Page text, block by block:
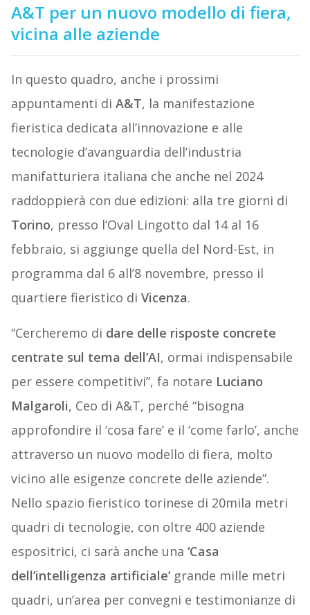
A&T per un nuovo modello di fiera,
vicina alle aziende
In questo quadro, anche i prossimi
appuntamenti di A&T, la manifestazione
fieristica dedicata all’innovazione e alle
tecnologie d’avanguardia dell’industria
manifatturiera italiana che anche nel 2024
raddoppierà con due edizioni: alla tre giorni di
Torino, presso l’Oval Lingotto dal 14 al 16
febbraio, si aggiunge quella del Nord-Est, in
programma dal 6 all’8 novembre, presso il
quartiere fieristico di Vicenza.
“Cercheremo di dare delle risposte concrete
centrate sul tema dell’AI, ormai indispensabile
per essere competitivi”, fa notare Luciano
Malgaroli, Ceo di A&T, perché “bisogna
approfondire il ‘cosa fare’ e il ‘come farlo’, anche
attraverso un nuovo modello di fiera, molto
vicino alle esigenze concrete delle aziende”.
Nello spazio fieristico torinese di 20mila metri
quadri di tecnologie, con oltre 400 aziende
espositrici, ci sarà anche una ‘Casa
dell’intelligenza artificiale’grande mille metri
quadri, un’area per convegni e testimonianze di